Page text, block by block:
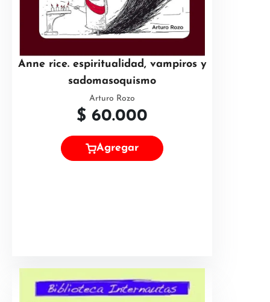
Anne rice. espiritualidad, vampiros y
sadomasoquismo
Arturo Rozo
$ 60.000
Agregar